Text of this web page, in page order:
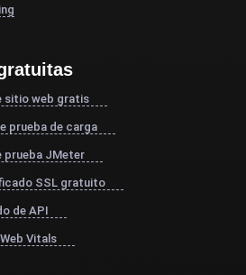
sitio web gratis
prueba de carga
prueba JMeter
SSL gratuito
de API
Vitals